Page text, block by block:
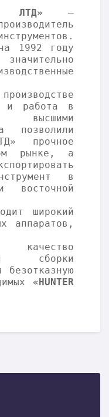
ЛТД» —
1992 году
и работа в
высшими
позволили
прочное
рынке, а
в
восточной
широкий
аппаратов,
и сборки
безотказную
«HUNTER